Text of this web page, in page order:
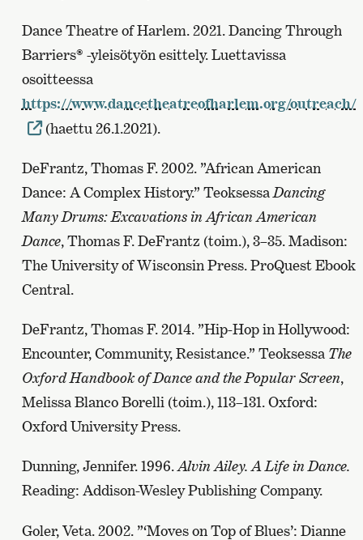
Dance Theatre of Harlem. 2021. Dancing Through
Barriers® -yleisötyön esittely. Luettavissa
osoitteessa
https://www.dancetheatreofharlem.org/outreach/
(haettu 26.1.2021).
DeFrantz, Thomas F. 2002. ”African American
Dance: A Complex History.” Teoksessa Dancing
Many Drums: Excavations in African American
Dance, Thomas F. DeFrantz (toim.), 3–35. Madison:
The University of Wisconsin Press. ProQuest Ebook
Central.
DeFrantz, Thomas F. 2014. ”Hip-Hop in Hollywood:
Encounter, Community, Resistance.” Teoksessa The
Oxford Handbook of Dance and the Popular Screen,
Melissa Blanco Borelli (toim.), 113–131. Oxford:
Oxford University Press.
Dunning, Jennifer. 1996.Alvin Ailey. A Life in Dance.
Reading: Addison-Wesley Publishing Company.
Goler, Veta. 2002. ”‘Moves on Top of Blues’: Dianne